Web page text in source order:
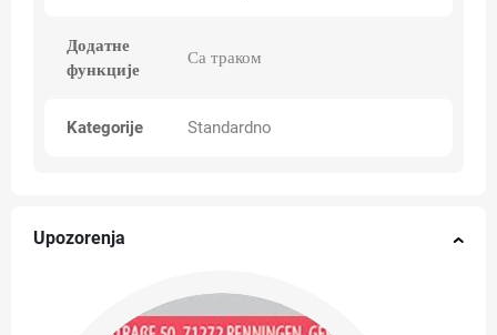
Додатне
функције
Са траком
Kategorije Standardno
Upozorenja